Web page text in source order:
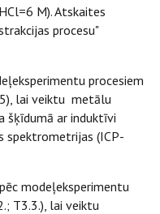
M). Atskaites
procesu"
procesiem
lai veiktu metālu
ar induktīvi
spektrometrijas (ICP-
modeļeksperimentu
T3.3.), lai veiktu